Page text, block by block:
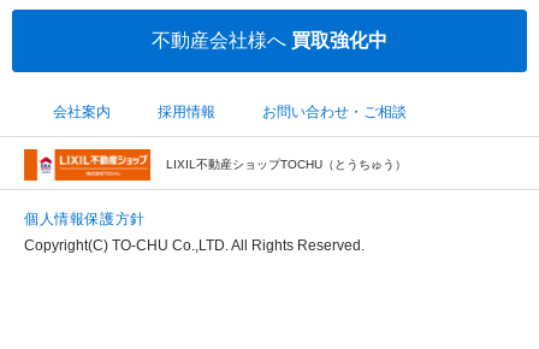
不動産会社様へ 買取強化中
会社案内 採用情報 お問い合わせ・ご相談
LIXIL不動産ショップTOCHU（とうちゅう）
個人情報保護方針
Copyright(C) TO-CHU Co.,LTD. All Rights Reserved.